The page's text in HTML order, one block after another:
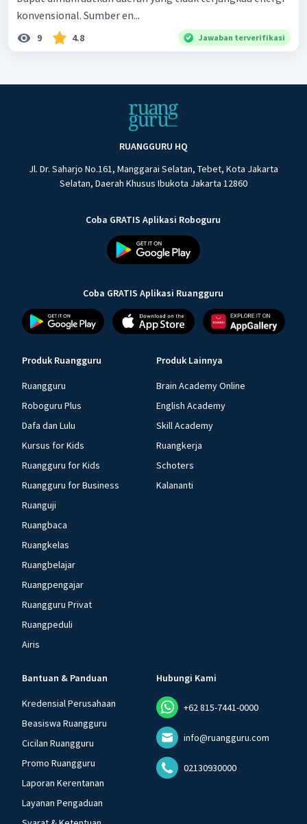
konvensional. Sumber en...
9 4.8 Jawaban terverifikasi
RUANGGURU HQ
Jl. Dr. Saharjo No.161, Manggarai Selatan, Tebet, Kota Jakarta
Selatan, Daerah Khusus Ibukota Jakarta 12860
Coba GRATIS Aplikasi Roboguru
Coba GRATIS Aplikasi Ruangguru
Produk Ruangguru
Ruangguru
Roboguru Plus
Dafa dan Lulu
Kursus for Kids
Ruangguru for Kids
Ruangguru for Business
Ruanguji
Ruangbaca
Ruangkelas
Ruangbelajar
Ruangpengajar
Ruangguru Privat
Ruangpeduli
Airis
Produk Lainnya
Brain Academy Online
English Academy
Skill Academy
Ruangkerja
Schoters
Kalananti
Bantuan & Panduan
Kredensial Perusahaan
Beasiswa Ruangguru
Cicilan Ruangguru
Promo Ruangguru
Laporan Kerentanan
Layanan Pengaduan
Hubungi Kami
+62 815-7441-0000
info@ruangguru.com
02130930000